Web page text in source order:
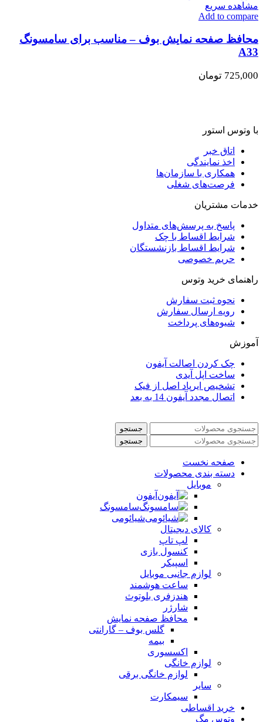
مشاهده سریع
Add to compare
محافظ صفحه نمایش بوف – مناسب برای سامسونگ
A33
725,000 تومان
با وتوس استور
اتاق خبر
اخذ نمایندگی
همکاری با سازمان‌ها
فرصت‌های شغلی
خدمات مشتریان
پاسخ به پرسش‌های متداول
شرایط اقساط با چک
شرایط اقساط بازنشستگان
حریم خصوصی
راهنمای خرید وتوس
نحوه ثبت سفارش
رویه ارسال سفارش
شیوه‌های پرداخت
آموزش
چک کردن اصالت آیفون
ساخت اپل آیدی
تشخیص ایرپاد اصل از فیک
اتصال مجدد آیفون 14 به بعد
جستجو
جستجو
صفحه نخست
دسته بندی محصولات
موبایل
آیفون
سامسونگ
شیائومی
کالای دیجیتال
لپ تاپ
کنسول بازی
اسپیکر
لوازم جانبی موبایل
ساعت هوشمند
هندزفری بلوتوث
شارژر
محافظ صفحه نمایش
گلس بوف – گارانتی
بیمه
اکسسوری
لوازم خانگی
لوازم خانگی برقی
سایر
سیمکارت
خرید اقساطی
وتوس مگ